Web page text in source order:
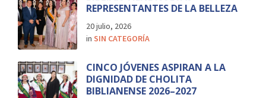
REPRESENTANTES DE LA BELLEZA
20 julio, 2026
in SIN CATEGORÍA
CINCO JÓVENES ASPIRAN A LA
DIGNIDAD DE CHOLITA
BIBLIANENSE 2026–2027